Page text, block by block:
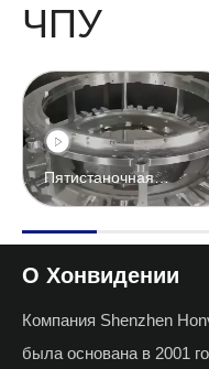
ЧПУ
Пятистаночная
обработка
О Хонвидении
Компания Shenzhen
была основана в 2001